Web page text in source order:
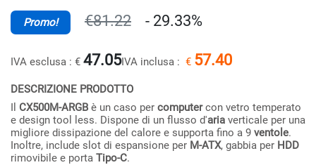
Promo! €81.22 - 29.33%
IVA esclusa : € 47.05IVA inclusa : € 57.40
DESCRIZIONE PRODOTTO
Il CX500M-ARGB è un caso per computercon vetro temperato
e design tool less. Dispone di un flusso d'aria verticale per una
migliore dissipazione del calore e supporta fino a 9 ventole.
Inoltre, include slot di espansione per M-ATX, gabbia per HDD
rimovibile e porta Tipo-C.